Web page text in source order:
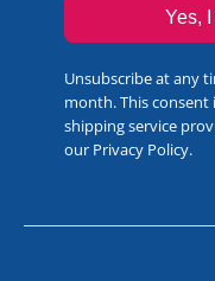
Yes,
Unsubscribe at any
month. This
shipping service
our Privacy Policy.